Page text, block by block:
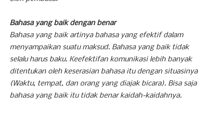
Bahasa yang baik dengan benar
Bahasa yang baik artinya bahasa yang efektif dalam
menyampaikan suatu maksud. Bahasa yang baik tidak
selalu harus baku. Keefektifan komunikasi lebih banyak
ditentukan oleh keserasian bahasa itu dengan situasinya
(Waktu, tempat, dan orang yang diajak bicara). Bisa saja
bahasa yang baik itu tidak benar kaidah-kaidahnya.